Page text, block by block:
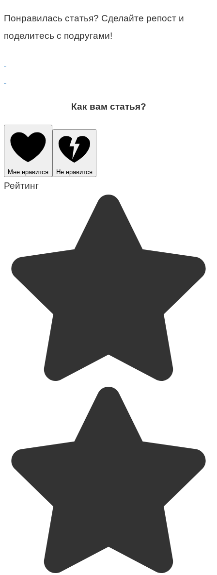
Понравилась статья? Сделайте репост и
поделитесь с подругами!
Как вам статья?
Мне нравится Не нравится
Рейтинг